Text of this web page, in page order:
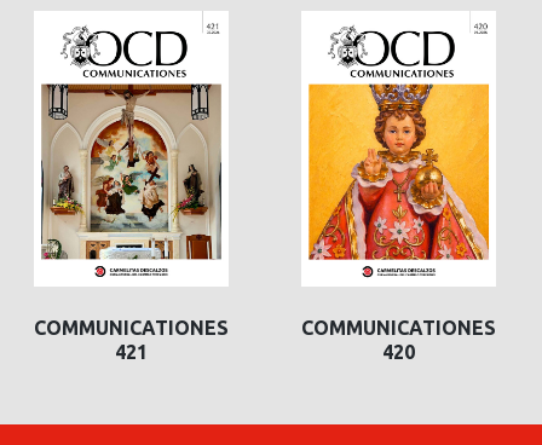
COMMUNICATIONES
421
COMMUNICATIONES
420